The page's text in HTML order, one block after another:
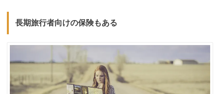
長期旅行者向けの保険もある